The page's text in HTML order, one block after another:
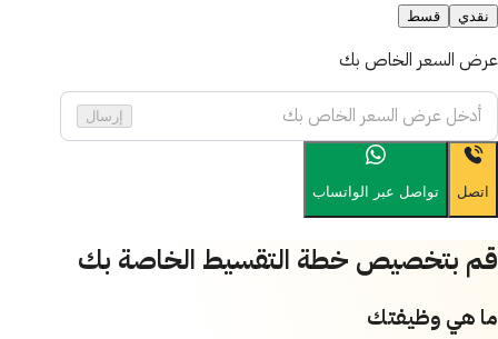
نقدي قسط
عرض السعر الخاص بك
إرسال
اتصل تواصل عبر الواتساب
قم بتخصيص خطة التقسيط الخاصة بك
ما هي وظيفتك